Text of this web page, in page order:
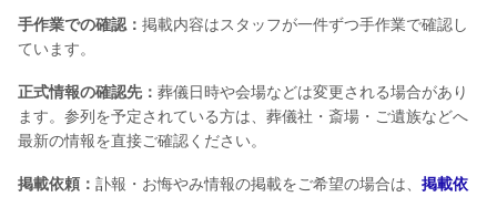
手作業での確認： 掲載内容はスタッフが一件ずつ手作業で確認し
ています。
正式情報の確認先： 葬儀日時や会場などは変更される場合があり
ます。参列を予定されている方は、葬儀社・斎場・ご遺族などへ
最新の情報を直接ご確認ください。
掲載依頼： 訃報・お悔やみ情報の掲載をご希望の場合は、 掲載依